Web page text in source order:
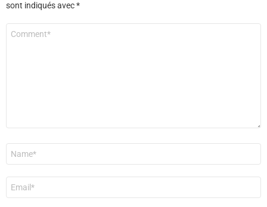
sont indiqués avec*
mail
*